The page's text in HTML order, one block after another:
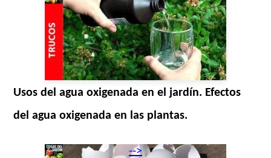
Usos del agua oxigenada en el jardín. Efectos
del agua oxigenada en las plantas.
-->